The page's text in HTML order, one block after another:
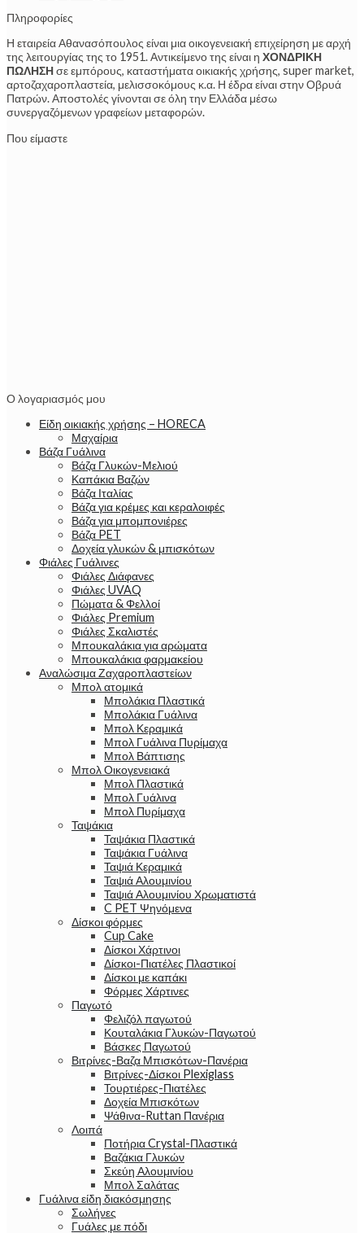
Πληροφορίες
Η εταιρεία Αθανασόπουλος είναι μια οικογενειακή επιχείρηση με αρχή
της λειτουργίας της το 1951. Αντικείμενο της είναι η ΧΟΝΔΡΙΚΗ
ΠΩΛΗΣΗσε εμπόρους, καταστήματα οικιακής χρήσης, super market,
αρτοζαχαροπλαστεία, μελισσοκόμους κ.α. Η έδρα είναι στην Οβρυά
Πατρών. Αποστολές γίνονται σε όλη την Ελλάδα μέσω
συνεργαζόμενων γραφείων μεταφορών.
Που είμαστε
Ο λογαριασμός μου
Είδη οικιακής χρήσης – HORECA
Μαχαίρια
Βάζα Γυάλινα
Βάζα Γλυκών-Μελιού
Καπάκια Βαζών
Βάζα Ιταλίας
Βάζα για κρέμες και κεραλοιφές
Βάζα για μπομπονιέρες
Βάζα PET
Δοχεία γλυκών & μπισκότων
Φιάλες Γυάλινες
Φιάλες Διάφανες
Φιάλες UVAQ
Πώματα & Φελλοί
Φιάλες Premium
Φιάλες Σκαλιστές
Μπουκαλάκια για αρώματα
Μπουκαλάκια φαρμακείου
Αναλώσιμα Ζαχαροπλαστείων
Μπολ ατομικά
Μπολάκια Πλαστικά
Μπολάκια Γυάλινα
Μπολ Κεραμικά
Μπολ Γυάλινα Πυρίμαχα
Μπολ Βάπτισης
Μπολ Οικογενειακά
Μπολ Πλαστικά
Μπολ Γυάλινα
Μπολ Πυρίμαχα
Ταψάκια
Ταψάκια Πλαστικά
Ταψάκια Γυάλινα
Ταψιά Κεραμικά
Ταψιά Αλουμινίου
Ταψιά Αλουμινίου Χρωματιστά
C PET Ψηνόμενα
Δίσκοι φόρμες
Cup Cake
Δίσκοι Χάρτινοι
Δίσκοι-Πιατέλες Πλαστικοί
Δίσκοι με καπάκι
Φόρμες Χάρτινες
Παγωτό
Φελιζόλ παγωτού
Κουταλάκια Γλυκών-Παγωτού
Βάσκες Παγωτού
Βιτρίνες-Βαζα Μπισκότων-Πανέρια
Βιτρίνες-Δίσκοι Plexiglass
Τουρτιέρες-Πιατέλες
Δοχεία Μπισκότων
Ψάθινα-Ruttan Πανέρια
Λοιπά
Ποτήρια Crystal-Πλαστικά
Βαζάκια Γλυκών
Σκεύη Αλουμινίου
Μπολ Σαλάτας
Γυάλινα είδη διακόσμησης
Σωλήνες
Γυάλες με πόδι